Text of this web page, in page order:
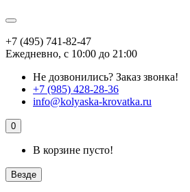
+7 (495) 741-82-47
Ежедневно, с 10:00 до 21:00
Не дозвонились? Заказ звонка!
+7 (985) 428-28-36
info@kolyaska-krovatka.ru
0
В корзине пусто!
Везде